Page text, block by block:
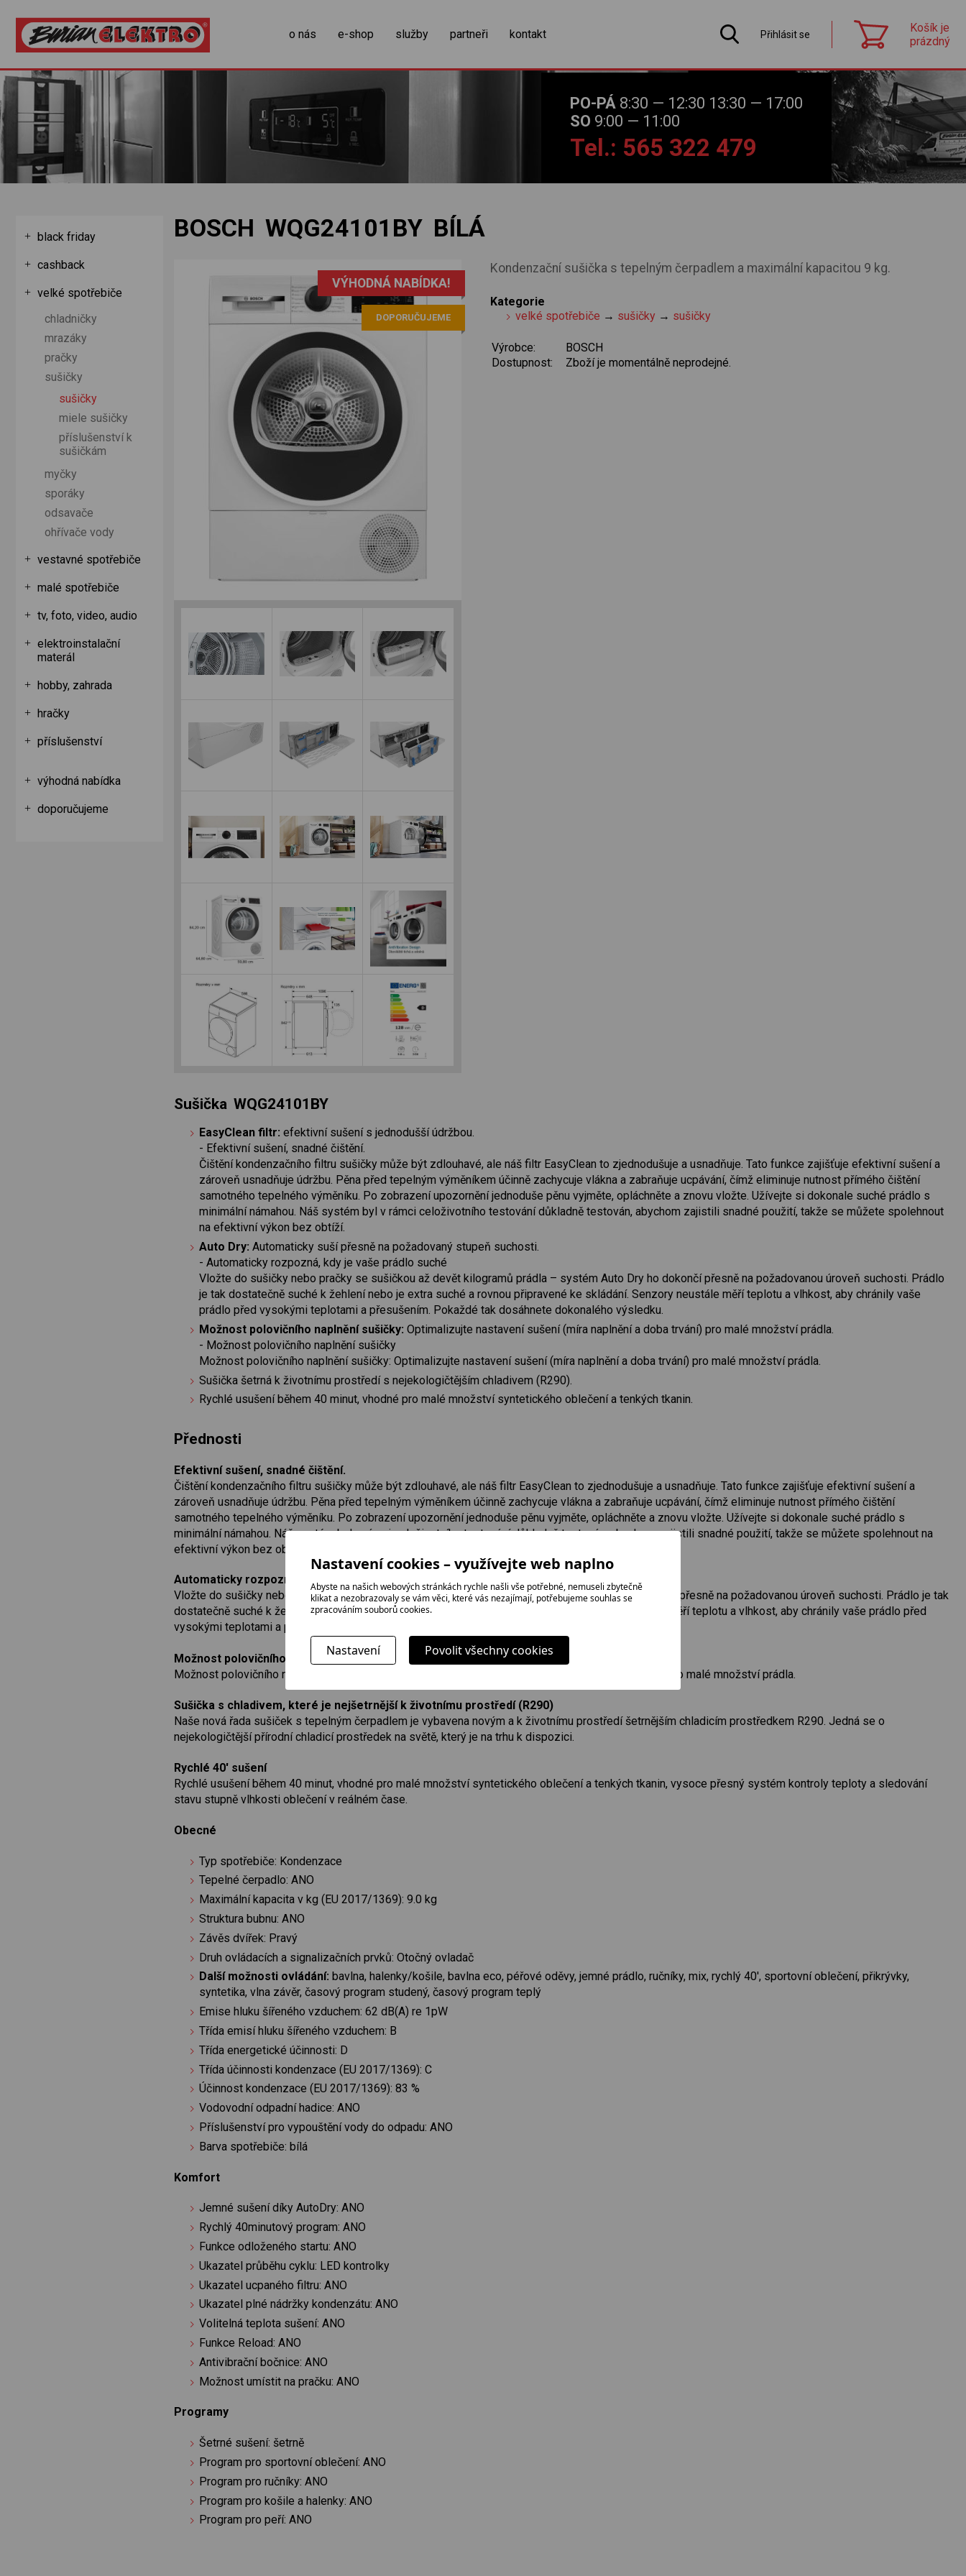
o nás e-shop služby partneři kontakt Přihlásit se
Košík je
prázdný
zobrazit obsah košíku
PO-PÁ 8:30 — 12:30 13:30 — 17:00
SO 9:00 — 11:00
Tel.: 565 322 479
BOSCH WQG24101BY BÍLÁ
Kondenzační sušička s tepelným čerpadlem a maximální kapacitou 9 kg.
Kategorie
velké spotřebiče → sušičky → sušičky
Výrobce:
BOSCH
Dostupnost:
Zboží je momentálně neprodejné.
VÝHODNÁ NABÍDKA!
DOPORUČUJEME
Sušička WQG24101BY
EasyClean filtr:efektivní sušení s jednodušší údržbou.
- Efektivní sušení, snadné čištění.
Čištění kondenzačního filtru sušičky může být zdlouhavé, ale náš filtr EasyClean to zjednodušuje a usnadňuje. Tato funkce zajišťuje efektivní sušení a
zároveň usnadňuje údržbu. Pěna před tepelným výměníkem účinně zachycuje vlákna a zabraňuje ucpávání, čímž eliminuje nutnost přímého čištění
samotného tepelného výměníku. Po zobrazení upozornění jednoduše pěnu vyjměte, opláchněte a znovu vložte. Užívejte si dokonale suché prádlo s
minimální námahou. Náš systém byl v rámci celoživotního testování důkladně testován, abychom zajistili snadné použití, takže se můžete spolehnout
na efektivní výkon bez obtíží.
Auto Dry: Automaticky suší přesně na požadovaný stupeň suchosti.
- Automaticky rozpozná, kdy je vaše prádlo suché
Vložte do sušičky nebo pračky se sušičkou až devět kilogramů prádla – systém Auto Dry ho dokončí přesně na požadovanou úroveň suchosti. Prádlo
je tak dostatečně suché k žehlení nebo je extra suché a rovnou připravené ke skládání. Senzory neustále měří teplotu a vlhkost, aby chránily vaše
prádlo před vysokými teplotami a přesušením. Pokaždé tak dosáhnete dokonalého výsledku.
Možnost polovičního naplnění sušičky: Optimalizujte nastavení sušení (míra naplnění a doba trvání) pro malé množství prádla.
- Možnost polovičního naplnění sušičky
Možnost polovičního naplnění sušičky: Optimalizujte nastavení sušení (míra naplnění a doba trvání) pro malé množství prádla.
Sušička šetrná k životnímu prostředí s nejekologičtějším chladivem (R290).
Rychlé usušení během 40 minut, vhodné pro malé množství syntetického oblečení a tenkých tkanin.
Přednosti
Efektivní sušení, snadné čištění.
Čištění kondenzačního filtru sušičky může být zdlouhavé, ale náš filtr EasyClean to zjednodušuje a usnadňuje. Tato funkce zajišťuje efektivní sušení a
zároveň usnadňuje údržbu. Pěna před tepelným výměníkem účinně zachycuje vlákna a zabraňuje ucpávání, čímž eliminuje nutnost přímého čištění
samotného tepelného výměníku. Po zobrazení upozornění jednoduše pěnu vyjměte, opláchněte a znovu vložte. Užívejte si dokonale suché prádlo s
minimální námahou. Náš systém byl v rámci celoživotního testování důkladně testován, abychom zajistili snadné použití, takže se můžete spolehnout na
efektivní výkon bez obtíží.
Automaticky rozpozná, kdy je vaše prádlo suché
Vložte do sušičky nebo pračky se sušičkou až devět kilogramů prádla – systém Auto Dry ho dokončí přesně na požadovanou úroveň suchosti. Prádlo je tak
dostatečně suché k žehlení nebo je extra suché a rovnou připravené ke skládání. Senzory neustále měří teplotu a vlhkost, aby chránily vaše prádlo před
vysokými teplotami a přesušením. Pokaždé tak dosáhnete dokonalého výsledku.
Možnost polovičního naplnění sušičky
Možnost polovičního naplnění sušičky: Optimalizujte nastavení sušení (míra naplnění a doba trvání) pro malé množství prádla.
Sušička s chladivem, které je nejšetrnější k životnímu prostředí (R290)
Naše nová řada sušiček s tepelným čerpadlem je vybavena novým a k životnímu prostředí šetrnějším chladicím prostředkem R290. Jedná se o
nejekologičtější přírodní chladicí prostředek na světě, který je na trhu k dispozici.
Rychlé 40' sušení
Rychlé usušení během 40 minut, vhodné pro malé množství syntetického oblečení a tenkých tkanin, vysoce přesný systém kontroly teploty a sledování
stavu stupně vlhkosti oblečení v reálném čase.
Obecné
Typ spotřebiče: Kondenzace
Tepelné čerpadlo: ANO
Maximální kapacita v kg (EU 2017/1369): 9.0 kg
Struktura bubnu: ANO
Závěs dvířek: Pravý
Druh ovládacích a signalizačních prvků: Otočný ovladač
Další možnosti ovládání: bavlna, halenky/košile, bavlna eco, péřové oděvy, jemné prádlo, ručníky, mix, rychlý 40', sportovní oblečení, přikrývky,
syntetika, vlna závěr, časový program studený, časový program teplý
Emise hluku šířeného vzduchem: 62 dB(A) re 1pW
Třída emisí hluku šířeného vzduchem: B
Třída energetické účinnosti: D
Třída účinnosti kondenzace (EU 2017/1369): C
Účinnost kondenzace (EU 2017/1369): 83 %
Vodovodní odpadní hadice: ANO
Příslušenství pro vypouštění vody do odpadu: ANO
Barva spotřebiče: bílá
Komfort
Jemné sušení díky AutoDry: ANO
Rychlý 40minutový program: ANO
Funkce odloženého startu: ANO
Ukazatel průběhu cyklu: LED kontrolky
Ukazatel ucpaného filtru: ANO
Ukazatel plné nádržky kondenzátu: ANO
Volitelná teplota sušení: ANO
Funkce Reload: ANO
Antivibrační bočnice: ANO
Možnost umístit na pračku: ANO
Programy
Šetrné sušení: šetrně
Program pro sportovní oblečení: ANO
Program pro ručníky: ANO
Program pro košile a halenky: ANO
Program pro peří: ANO
black friday
cashback
velké spotřebiče
chladničky
mrazáky
pračky
sušičky
sušičky
miele sušičky
příslušenství k
sušičkám
myčky
sporáky
odsavače
ohřívače vody
vestavné spotřebiče
malé spotřebiče
tv, foto, video, audio
elektroinstalační
materál
hobby, zahrada
hračky
příslušenství
výhodná nabídka
doporučujeme
Nastavení cookies – využívejte web naplno
Abyste na našich webových stránkách rychle našli vše potřebné, nemuseli zbytečně
klikat a nezobrazovaly se vám věci, které vás nezajímají, potřebujeme souhlas se
zpracováním souborů cookies.
Nastavení Povolit všechny cookies